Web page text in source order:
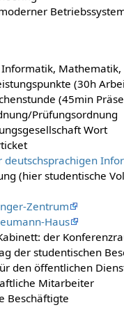
Mathematik,
(30h
(45min
Prüfungsordnung
Wort
deutschsprachigen
(hier studentische
Zentrum
Haus
der
der studentischen
den öffentlichen
Mitarbeiter
Beschäftigte